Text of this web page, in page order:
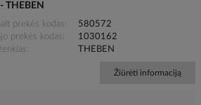
THEBEN
prekės kodas
580572
prekės kodas
1030162
THEBEN
Žiūrėti informaciją